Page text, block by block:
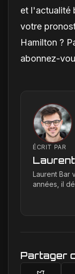
et l'actualité
votre
Hamilton ?
abonnez-
ÉCRIT PAR
Laurent Bar
années, il
détails qui
Son site,
Maranello.
Partager